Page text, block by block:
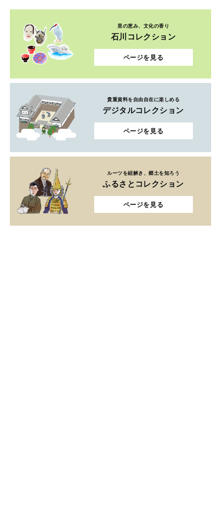
里の恵み、文化の香り
石川コレクション
ページを見る
貴重資料を自由自在に楽しめる
デジタルコレクション
ページを見る
ルーツを紐解き、郷土を知ろう
ふるさとコレクション
ページを見る